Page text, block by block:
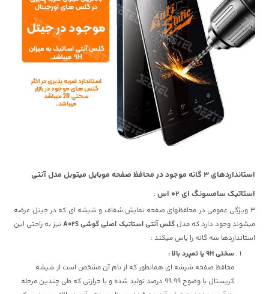
استانداردهای 3 گانه موجود در محافظ صفحه موبایل میتوبل مدل آنتی
استاتیک سامسونگ ای 02 اس :
3 ویژگی عمومی در محافظهای صفحه نمایش شفاف و شیشه ای که در جیتل عرضه
میشوند وجود دارد که مدلگلس آنتی استاتیک اصلی گوشی A02S
نیز به راحتی این
استانداردها سه گانه را پاس میکند :
سختی 9H یا تمپرد بالا :
محافظ صفحه شیشه ای همانطور که از نام آن مشخص است از شیشه
کریستال با وضوح 99.99 درصد تولید شده و با حرارتی که طی چندین مرحله